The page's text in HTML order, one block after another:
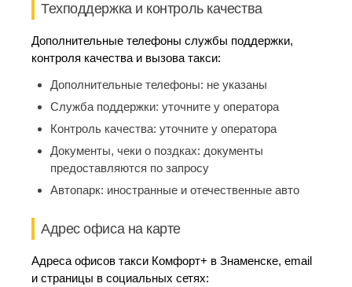
Техподдержка и контроль качества
Дополнительные телефоны службы поддержки,
контроля качества и вызова такси:
Дополнительные телефоны: не указаны
Служба поддержки: уточните у оператора
Контроль качества: уточните у оператора
Документы, чеки о поздках: документы
предоставляются по запросу
Автопарк: иностранные и отечественные авто
Адрес офиса на карте
Адреса офисов такси Комфорт+ в Знаменске, email
и страницы в социальных сетях: